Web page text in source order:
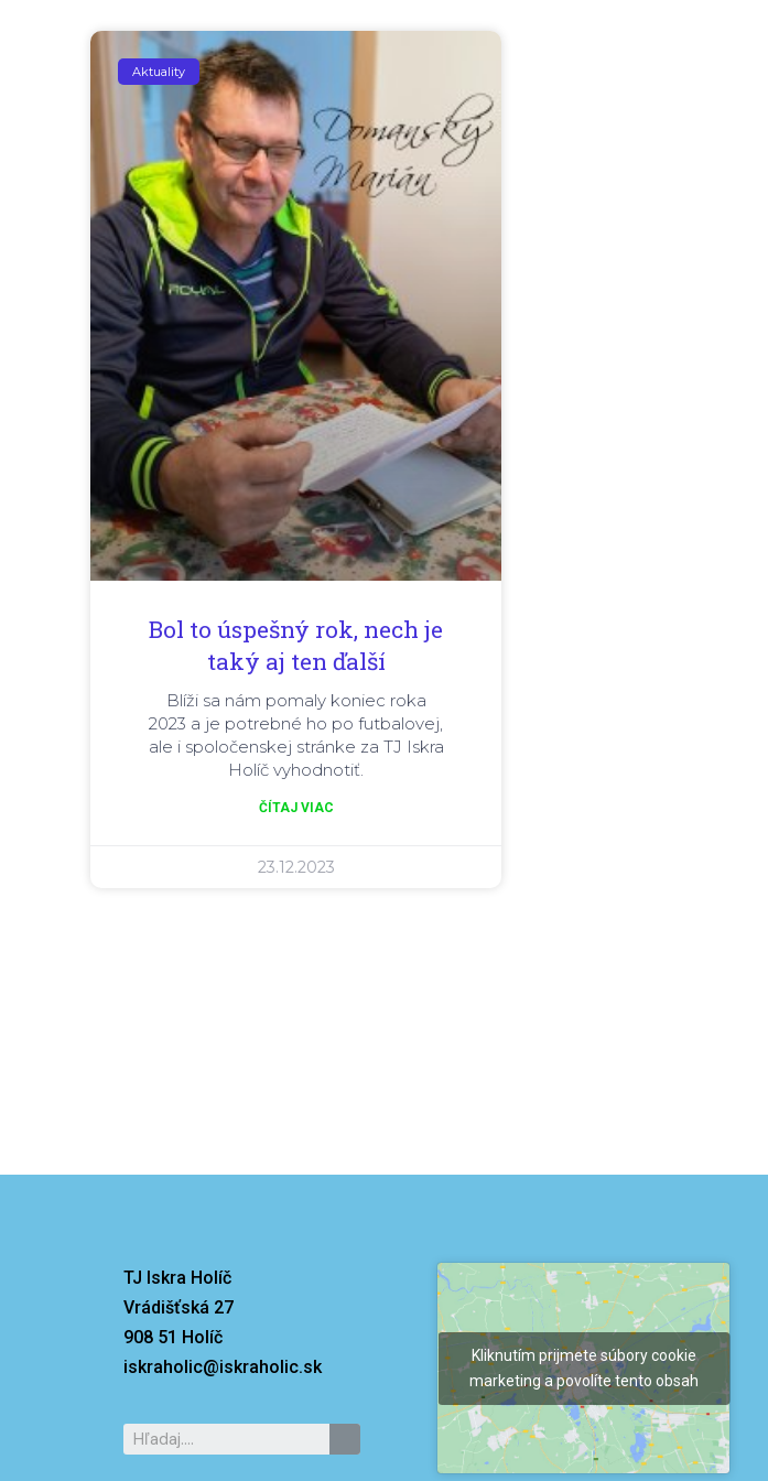
Aktuality
Bol to úspešný rok, nech je
taký aj ten ďalší
Blíži sa nám pomaly koniec roka
2023 a je potrebné ho po futbalovej,
ale i spoločenskej stránke za TJ Iskra
Holíč vyhodnotiť.
ČÍTAJ VIAC
23.12.2023
TJ Iskra Holíč
Vrádišťská 27
908 51 Holíč
iskraholic@iskraholic.sk
Kliknutím prijmete súbory cookie
marketing a povolíte tento obsah